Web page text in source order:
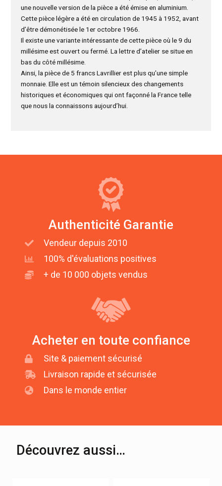
une nouvelle version de la pièce a été émise en aluminium.
Cette pièce légère a été en circulation de 1945 à 1952, avant
d’être démonétisée le 1er octobre 1966.
Il existe une variante intéressante de cette pièce où le 9 du
millésime est ouvert ou fermé. La lettre d’atelier se situe en
bas du côté millésime.
Ainsi, la pièce de 5 francs Lavrillier est plus qu’une simple
monnaie. Elle est un témoin silencieux des changements
historiques et économiques qui ont façonné la France telle
que nous la connaissons aujourd’hui.
Authenticité Garantie
Vendeur depuis 2010
100% d'évaluations positives
+ de 10 000 objets vendus
Acheter en toute confiance
Site & paiement sécurisé
Livraison rapide et sécurisée
Dans le monde entier
Découvrez aussi…